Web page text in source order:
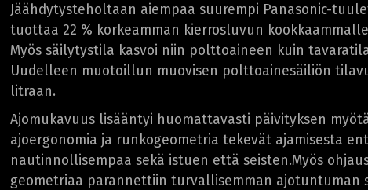
Jäähdytysteholtaan aiempaa suurempi Panasonic-
tuottaa 22 % korkeamman kierrosluvun
Myös säilytystila kasvoi niin polttoaineen kuin
Uudelleen muotoillun muovisen polttoainesäiliön
litraan.
Ajomukavuus lisääntyi huomattavasti päivityksen
ajoergonomia ja runkogeometria tekevät ajamisesta
nautinnollisempaa sekä istuen että seisten.Myös
geometriaa parannettiin turvallisemman ajotuntuman